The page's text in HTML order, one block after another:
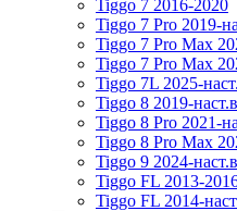
Tiggo 7 2016-2020
Tiggo 7 Pro 2019-
Tiggo 7 Pro Max
Tiggo 7 Pro Max
Tiggo 7L 2025-
Tiggo 8 2019-
Tiggo 8 Pro 2021-
Tiggo 8 Pro Max
Tiggo 9 2024-
Tiggo FL 2013-
Tiggo FL 2014-